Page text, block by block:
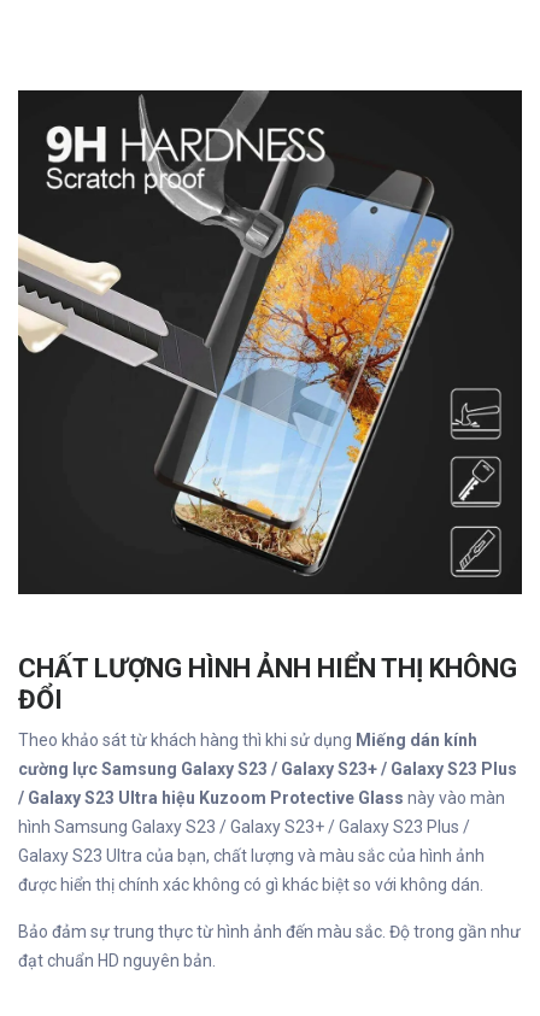
CHẤT LƯỢNG HÌNH ẢNH HIỂN THỊ KHÔNG
ĐỔI
Theo khảo sát từ khách hàng thì khi sử dụng Miếng dán kính
cường lực Samsung Galaxy S23 / Galaxy S23+ / Galaxy S23 Plus
/ Galaxy S23 Ultra hiệu Kuzoom Protective Glass này vào màn
hình Samsung Galaxy S23 / Galaxy S23+ / Galaxy S23 Plus /
Galaxy S23 Ultra của bạn, chất lượng và màu sắc của hình ảnh
được hiển thị chính xác không có gì khác biệt so với không dán.
Bảo đảm sự trung thực từ hình ảnh đến màu sắc. Độ trong gần như
đạt chuẩn HD nguyên bản.